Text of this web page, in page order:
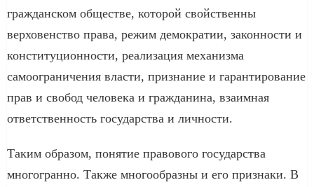
гражданском обществе, которой свойственны
верховенство права, режим демократии, законности и
конституционности, реализация механизма
самоограничения власти, признание и гарантирование
прав и свобод человека и гражданина, взаимная
ответственность государства и личности.
Таким образом, понятие правового государства
многогранно. Также многообразны и его признаки. В